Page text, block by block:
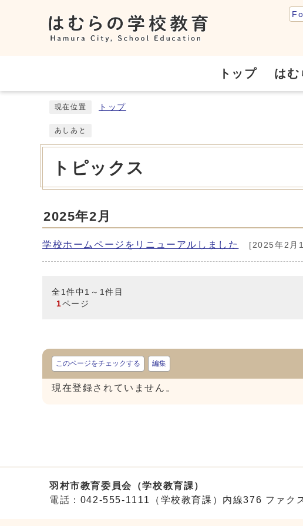
トップ はむ
現在位置 トップ
あしあと
トピックス
2025年2月
学校ホームページをリニューアルしました [2025年2月
全1件中1～1件目
1ページ
このページをチェックする 編集
現在登録されていません。
羽村市教育委員会（学校教育課）
電話： 042-555-1111（学校教育課）内線376 ファク